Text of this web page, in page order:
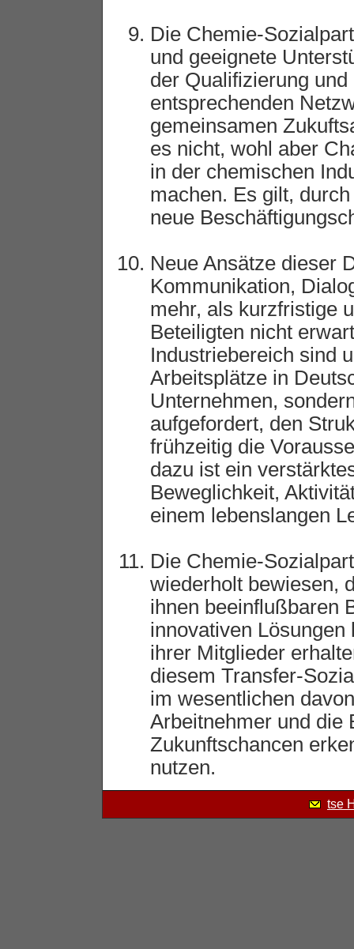
Die Chemie-
und geeignete
der Qualifizierung
entsprechenden
gemeinsamen
es nicht, wohl aber
in der chemischen
machen. Es gilt,
neue
Neue Ansätze dieser
Kommunikation,
mehr, als kurzfristige
Beteiligten nicht
Industriebereich sind
Arbeitsplätze in
Unternehmen,
aufgefordert, den
frühzeitig die
dazu ist ein
Beweglichkeit,
einem lebenslangen
Die Chemie-
wiederholt bewiesen,
ihnen beeinflußbaren
innovativen
ihrer Mitglieder
diesem Transfer-
im wesentlichen
Arbeitnehmer und die
Zukunftschancen
nutzen.
tse